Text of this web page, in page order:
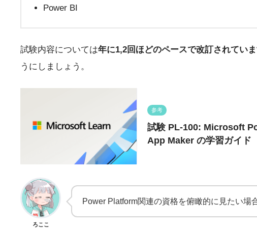
Power BI
試験内容については年に1,2回ほどのペースで改訂されてい
うにしましょう。
参考
試験 PL-100: Microsoft
App Maker の学習ガイド
ろここ
Power Platform関連の資格を俯瞰的に見たい場